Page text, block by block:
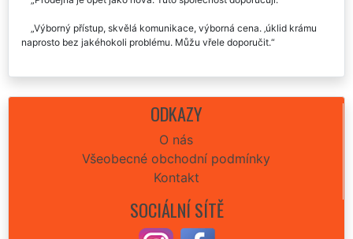
Výborný přístup, skvělá komunikace, výborná cena. ‚úklid krámu
naprosto bez jakéhokoli problému. Můžu vřele doporučit.
ODKAZY
O nás
Všeobecné obchodní podmínky
Kontakt
SOCIÁLNÍ SÍTĚ